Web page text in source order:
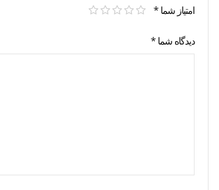
امتیاز شما *
دیدگاه شما *